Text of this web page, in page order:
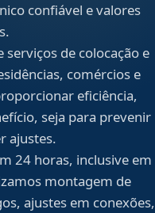
confiável e valores
serviços de colocação e
comércios e
eficiência,
seja para prevenir
ajustes.
24 horas, inclusive em
montagem de
ajustes em conexões,